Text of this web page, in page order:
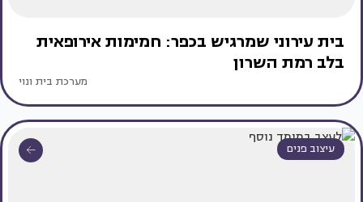
בית עירוני שמרגיש בכפר: חמימות אירופאית
בלב רמת השרון
מערכת בית ונוי
עיצוב פנים